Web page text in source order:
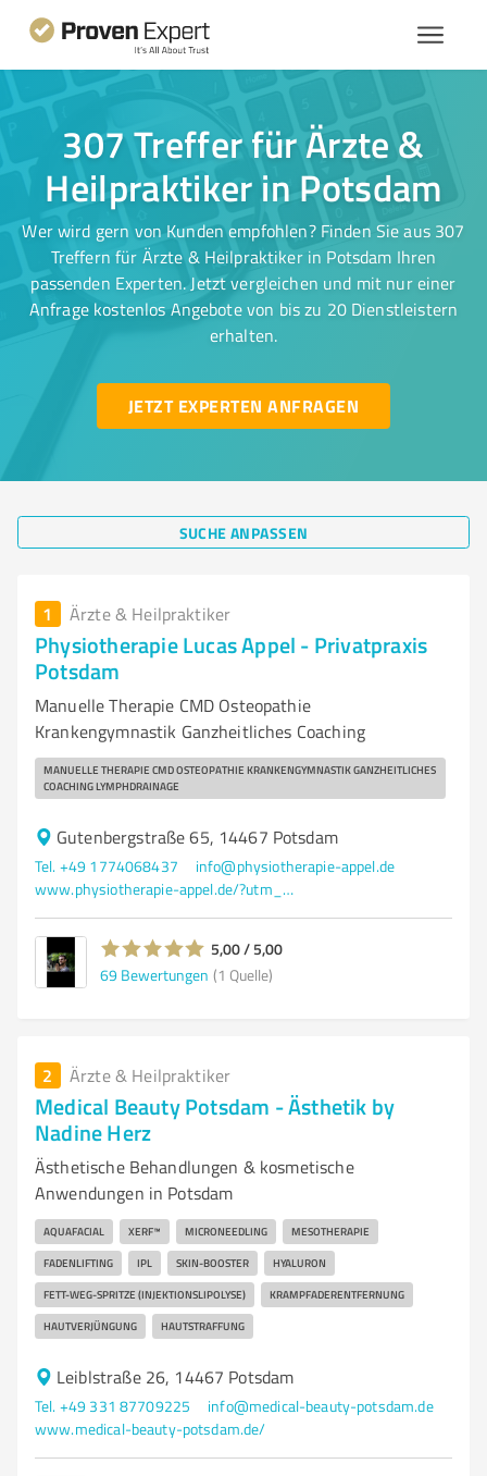
307 Treffer für Ärzte &
Heilpraktiker in Potsdam
Wer wird gern von Kunden empfohlen? Finden Sie aus 307
Treffern für Ärzte & Heilpraktiker in Potsdam Ihren
passenden Experten. Jetzt vergleichen und mit nur einer
Anfrage kostenlos Angebote von bis zu 20 Dienstleistern
erhalten.
JETZT EXPERTEN ANFRAGEN
SUCHE ANPASSEN
1 Ärzte & Heilpraktiker
Physiotherapie Lucas Appel - Privatpraxis
Potsdam
Manuelle Therapie CMD Osteopathie
Krankengymnastik Ganzheitliches Coaching
MANUELLE THERAPIE CMD OSTEOPATHIE KRANKENGYMNASTIK GANZHEITLICHES
COACHING LYMPHDRAINAGE
Gutenbergstraße 65, 14467 Potsdam
Tel. +49 1774068437
info@physiotherapie-appel.de
www.physiotherapie-appel.de/?utm_source=google&utm_medium=organic&utm_campaign=GBP
5,00 / 5,00
69 Bewertungen (1 Quelle)
2 Ärzte & Heilpraktiker
Medical Beauty Potsdam - Ästhetik by
Nadine Herz
Ästhetische Behandlungen & kosmetische
Anwendungen in Potsdam
AQUAFACIAL XERF™ MICRONEEDLING MESOTHERAPIE
FADENLIFTING IPL SKIN-BOOSTER HYALURON
FETT-WEG-SPRITZE (INJEKTIONSLIPOLYSE) KRAMPFADERENTFERNUNG
HAUTVERJÜNGUNG HAUTSTRAFFUNG
Leiblstraße 26, 14467 Potsdam
Tel. +49 331 87709225
info@medical-beauty-potsdam.de
www.medical-beauty-potsdam.de/